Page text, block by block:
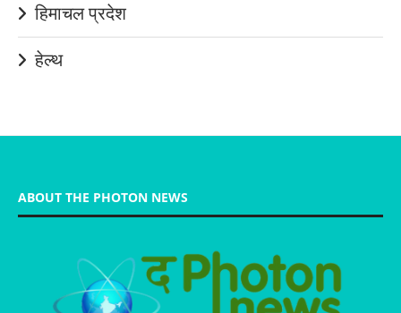
हिमाचल प्रदेश
हेल्थ
ABOUT THE PHOTON NEWS